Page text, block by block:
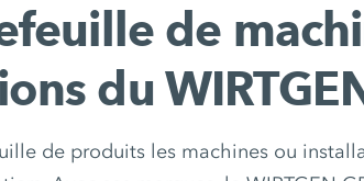
de
du
de produits les machines ou